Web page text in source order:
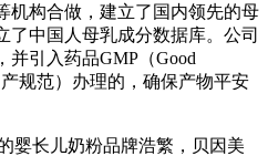
机构合做，建立了国内领先的母
了中国人母乳成分数据库。公司
并引入药品GMP（Good
产规范）办理的，确保产物平安
长儿奶粉品牌浩繁，贝因美